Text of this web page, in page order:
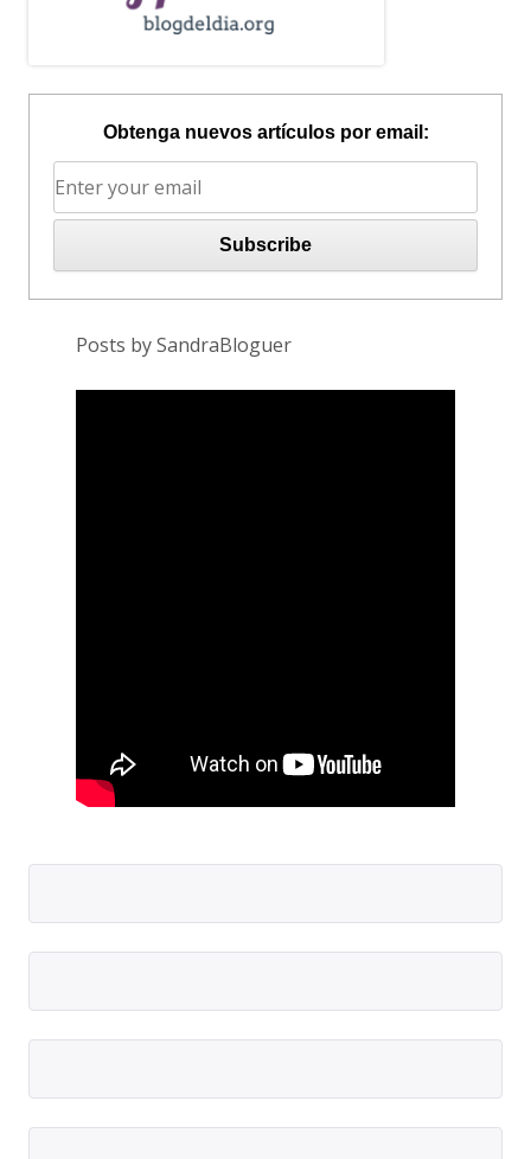
Obtenga nuevos artículos por email:
Posts by SandraBloguer